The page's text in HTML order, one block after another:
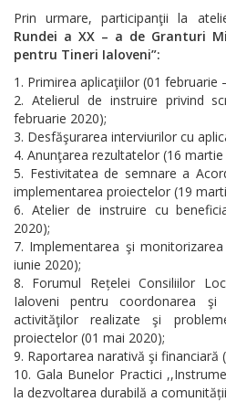
Prin urmare, participanţii la
Rundei a XX – a de Granturi
pentru Tineri Ialoveni”:
Primirea aplicaţiilor (01 februarie
Atelierul de instruire privind
februarie 2020);
Desfăşurarea interviurilor cu
Anunţarea rezultatelor (16 martie
Festivitatea de semnare a
implementarea proiectelor (19
Atelier de instruire cu
2020);
Implementarea şi
iunie 2020);
Forumul Rețelei Consiliilor
Ialoveni pentru coordonarea şi
activităţilor realizate şi
proiectelor (01 mai 2020);
Raportarea narativă şi financiară
Gala Bunelor Practici
la dezvoltarea durabilă a